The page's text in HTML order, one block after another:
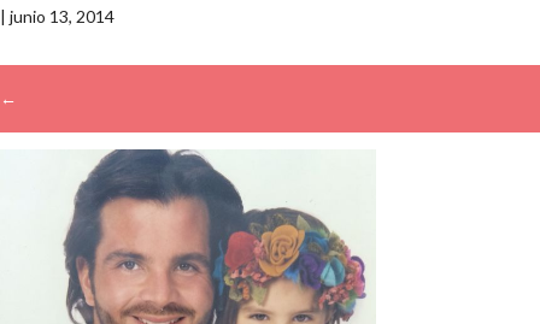
| junio 13, 2014
←